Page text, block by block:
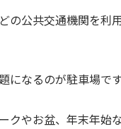
の公共交通機関を利
になるのが駐車場です
クやお盆、年末年始